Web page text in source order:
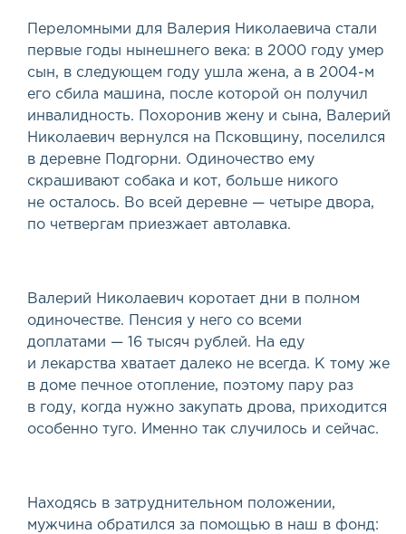
Переломными для Валерия Николаевича стали
первые годы нынешнего века: в 2000 году умер
сын, в следующем году ушла жена, а в 2004-м
его сбила машина, после которой он получил
инвалидность. Похоронив жену и сына, Валерий
Николаевич вернулся на Псковщину, поселился
в деревне Подгорни. Одиночество ему
скрашивают собака и кот, больше никого
не осталось. Во всей деревне — четыре двора,
по четвергам приезжает автолавка.
Валерий Николаевич коротает дни в полном
одиночестве. Пенсия у него со всеми
доплатами — 16 тысяч рублей. На еду
и лекарства хватает далеко не всегда. К тому же
в доме печное отопление, поэтому пару раз
в году, когда нужно закупать дрова, приходится
особенно туго. Именно так случилось и сейчас.
Находясь в затруднительном положении,
мужчина обратился за помощью в наш в фонд: